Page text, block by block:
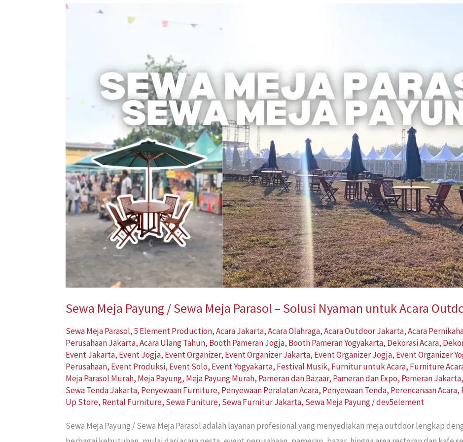
Sewa Meja Payung / Sewa Meja Parasol – Solusi Nyaman untuk Acara
Sewa Meja Parasol,5 Element Production,Acara Jakarta,Acara Olahraga,Acara Outdoor Jakarta,Acara
Perusahaan Jakarta,Acara Ulang Tahun, Booth Pameran Jogja, Booth Pameran Yogyakarta, Dekorasi Acara,
Event Jakarta, Event Jogja, Event Organizer, Event Organizer Jakarta, Event Organizer Jogja, Event Organizer
Perusahaan, Event Produksi, Event Solo, Event Yogyakarta, Festival Musik, Furnitur untuk Acara, Furniture
Meja Parasol Murah, Meja Payung, Meja Payung Murah, Pameran dan Bazaar, Pameran dan Expo, Pameran Jakarta,
Sewa Tenda Jakarta, Penyewaan Furniture, Penyewaan Peralatan Acara, Penyewaan Tenda, Perencanaan Acara,
Up Store, Rental Furniture, Sewa Funiture, Sewa Furnitur Jakarta, Sewa Meja Payung/dev5element
Sewa Meja Payung / Sewa Meja Parasol adalah layanan profesional yang menyediakan meja outdoor lengkap
Sewa
Parasol
Nyaman
untuk
Acara
Outdoor